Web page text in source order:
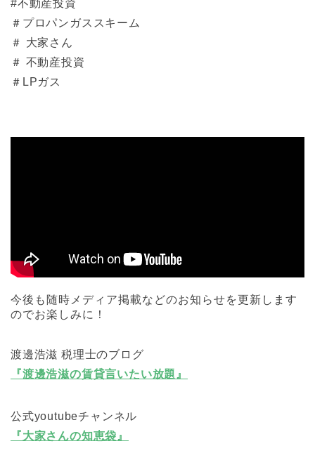
#不動産投資
＃プロパンガススキーム
＃ 大家さん
＃ 不動産投資
＃LPガス
今後も随時メディア掲載などのお知らせを更新します
のでお楽しみに！
渡邊浩滋 税理士のブログ
『渡邊浩滋の賃貸言いたい放題』
公式youtubeチャンネル
『大家さんの知恵袋』